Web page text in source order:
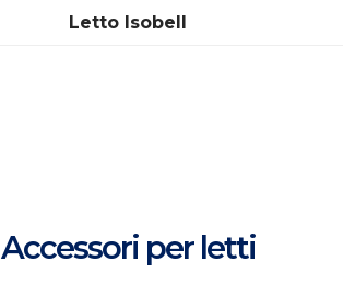
Letto Isobell
Accessori per letti